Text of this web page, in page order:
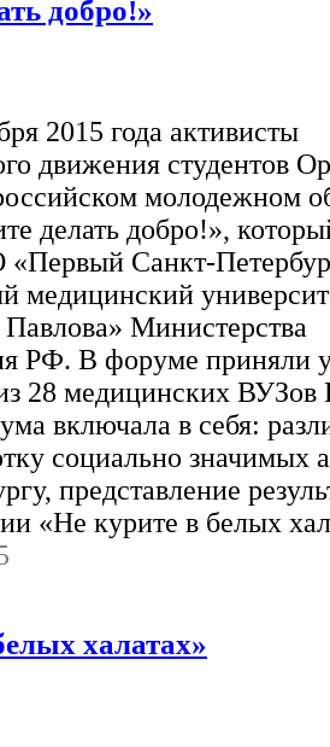
добро!»
2015 года активисты
движения студентов
молодежном
делать добро!»,
Санкт-
медицинский
Министерства
РФ. В форуме приняли
28 медицинских ВУЗов
включала в себя:
социально значимых
представление
«Не курите в белых
халатах»